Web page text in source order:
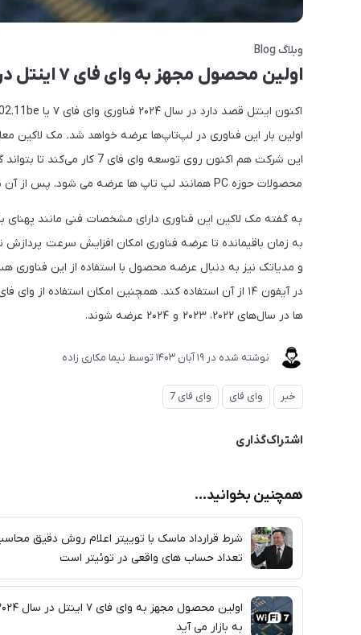
وبلاگ Blog
اولین محصول مجهز به وای فای ۷ اینتل در سال ۲۰۲۴ به بازار می آید
اولین بار این فناوری در لپ‌تاپ‌ها عرضه خواهد شد. مک لاکین
محصولات حوزه PC همانند لپ تاپ ها عرضه می شود. پس از آن نیز تا سال ۲۰۲۵ این فناوری در بازارهای بزرگ نیز ارائه خواهد شد.
به زمان باقیمانده تا عرضه فناوری امکان افزایش سرعت پردازش
ها در سال‌های ۲۰۲۲، ۲۰۲۳ و ۲۰۲۴ عرضه شوند.
نوشته شده در 19 آبان 1403 توسط نیما مکاری زاده
خبر وای فای وای فای 7
اشتراک‌گذاری
همچنین بخوانید...
شرط قرارداد ماسک با توییتر اعلام روش دقیق
تعداد حساب های واقعی در توئیتر است
اولین محصول مجهز به وای فای ۷
به بازار می آید